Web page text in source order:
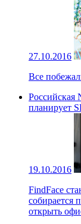
27.10.2016
Все
Российская
планирует
19.10.2016
FindFace
собирается
открыть